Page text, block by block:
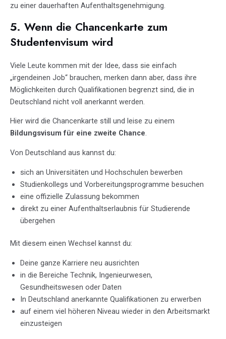
zu einer dauerhaften Aufenthaltsgenehmigung.
5. Wenn die Chancenkarte zum
Studentenvisum wird
Viele Leute kommen mit der Idee, dass sie einfach
„irgendeinen Job“ brauchen, merken dann aber, dass ihre
Möglichkeiten durch Qualifikationen begrenzt sind, die in
Deutschland nicht voll anerkannt werden.
Hier wird die Chancenkarte still und leise zu einem
Bildungsvisum für eine zweite Chance.
Von Deutschland aus kannst du:
sich an Universitäten und Hochschulen bewerben
Studienkollegs und Vorbereitungsprogramme besuchen
eine offizielle Zulassung bekommen
direkt zu einer Aufenthaltserlaubnis für Studierende
übergehen
Mit diesem einen Wechsel kannst du:
Deine ganze Karriere neu ausrichten
in die Bereiche Technik, Ingenieurwesen,
Gesundheitswesen oder Daten
In Deutschland anerkannte Qualifikationen zu erwerben
auf einem viel höheren Niveau wieder in den Arbeitsmarkt
einzusteigen